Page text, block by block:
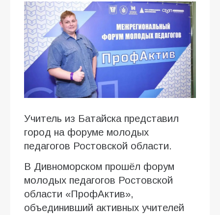
Учитель из Батайска представил
город на форуме молодых
педагогов Ростовской области.
В Дивноморском прошёл форум
молодых педагогов Ростовской
области «ПрофАктив»,
объединивший активных учителей